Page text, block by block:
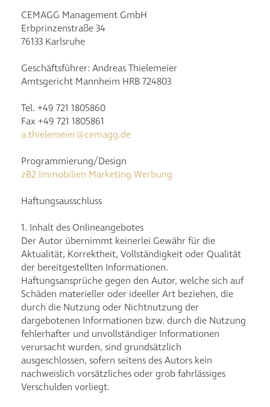
CEMAGG Management GmbH
Erbprinzenstraße 34
76133 Karlsruhe
Geschäftsführer: Andreas Thielemeier
Amtsgericht Mannheim HRB 724803
Tel. +49 721 1805860
Fax +49 721 1805861
a.thielemeier@cemagg.de
Programmierung/Design
zB2 Immobilien Marketing Werbung
Haftungsausschluss
1. Inhalt des Onlineangebotes
Der Autor übernimmt keinerlei Gewähr für die
Aktualität, Korrektheit, Vollständigkeit oder Qualität
der bereitgestellten Informationen.
Haftungsansprüche gegen den Autor, welche sich auf
Schäden materieller oder ideeller Art beziehen, die
durch die Nutzung oder Nichtnutzung der
dargebotenen Informationen bzw. durch die Nutzung
fehlerhafter und unvollständiger Informationen
verursacht wurden, sind grundsätzlich
ausgeschlossen, sofern seitens des Autors kein
nachweislich vorsätzliches oder grob fahrlässiges
Verschulden vorliegt.
Kontakt